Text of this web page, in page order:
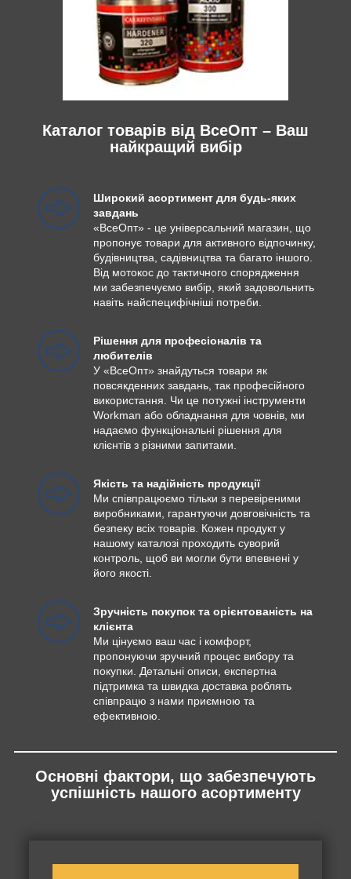
Каталог товарів від ВсеОпт – Ваш
найкращий вибір
Широкий асортимент для будь-яких
завдань
«ВсеОпт» - це універсальний магазин, що
пропонує товари для активного відпочинку,
будівництва, садівництва та багато іншого.
Від мотокос до тактичного спорядження
ми забезпечуємо вибір, який задовольнить
навіть найспецифічніші потреби.
Рішення для професіоналів та
любителів
У «ВсеОпт» знайдуться товари як
повсякденних завдань, так професійного
використання. Чи це потужні інструменти
Workman або обладнання для човнів, ми
надаємо функціональні рішення для
клієнтів з різними запитами.
Якість та надійність продукції
Ми співпрацюємо тільки з перевіреними
виробниками, гарантуючи довговічність та
безпеку всіх товарів. Кожен продукт у
нашому каталозі проходить суворий
контроль, щоб ви могли бути впевнені у
його якості.
Зручність покупок та орієнтованість на
клієнта
Ми цінуємо ваш час і комфорт,
пропонуючи зручний процес вибору та
покупки. Детальні описи, експертна
підтримка та швидка доставка роблять
співпрацю з нами приємною та
ефективною.
Основні фактори, що забезпечують
успішність нашого асортименту